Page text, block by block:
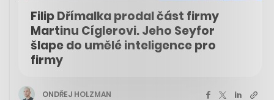
Filip Dřímalka prodal část firmy
Martinu Cíglerovi. Jeho Seyfor
šlape do umělé inteligence pro
firmy
ONDŘEJ HOLZMAN